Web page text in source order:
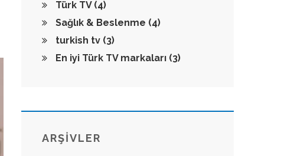
Türk TV (4)
Sağlık & Beslenme (4)
turkish tv (3)
En iyi Türk TV markaları (3)
ARŞİVLER